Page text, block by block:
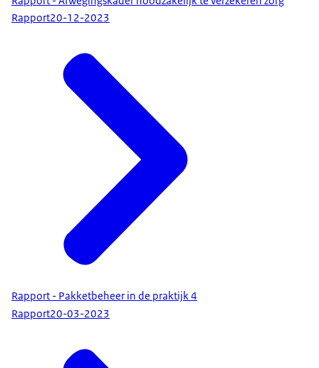
Rapport20-12-2023
Rapport - Pakketbeheer in de praktijk 4
Rapport20-03-2023